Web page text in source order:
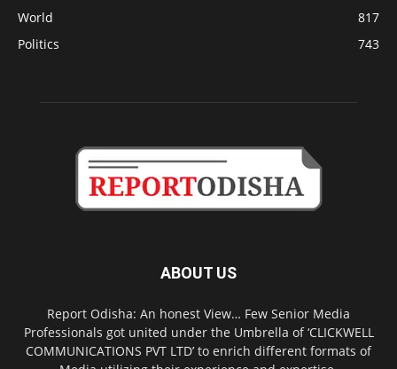
World
817
Politics
743
ABOUT US
Report Odisha: An honest View… Few Senior Media
Professionals got united under the Umbrella of ‘CLICKWELL
COMMUNICATIONS PVT LTD’ to enrich different formats of